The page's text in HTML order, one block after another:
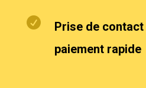

Prise de
paiement rapide